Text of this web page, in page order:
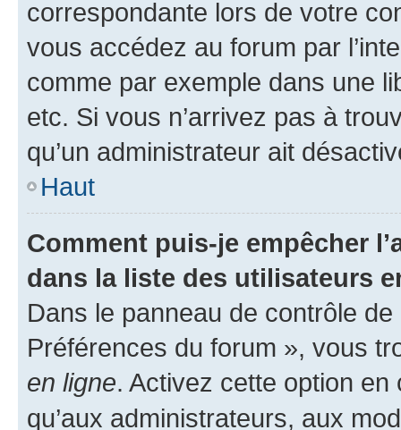
correspondante lors de votre
vous accédez au forum par
comme par exemple dans une
etc. Si vous n’arrivez pas à
qu’un administrateur ait
Haut
Comment puis-je empêcher
dans la liste des utilisateurs
Dans le panneau de contrôle
Préférences du forum », vous
en ligne. Activez cette option
qu’aux administrateurs, aux